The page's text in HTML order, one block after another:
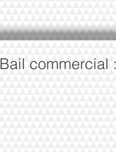
Bail commercial